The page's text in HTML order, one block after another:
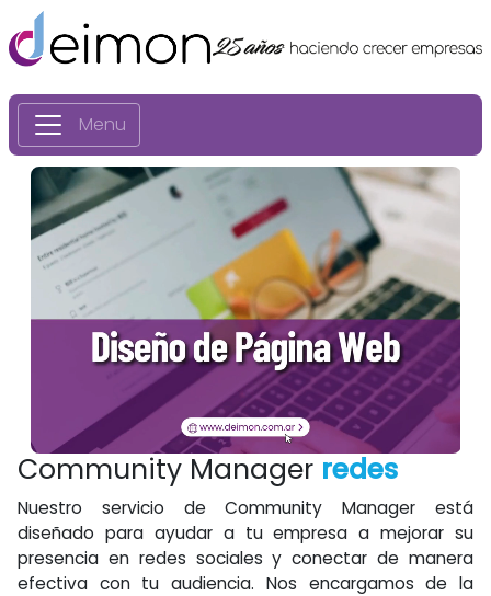
Menu
Community Manager redes
Nuestro servicio de Community Manager está
diseñado para ayudar a tu empresa a mejorar su
presencia en redes sociales y conectar de manera
efectiva con tu audiencia. Nos encargamos de la